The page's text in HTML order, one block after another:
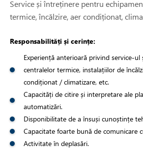
Service și întreținere pentru
termice, încălzire, aer condiționat,
Responsabilități și cerințe:
Experiență anterioară privind service-ul
centralelor termice, instalațiilor de
condiționat / climatizare, etc.
Capacități de citire și interpretare ale
automatizări.
Disponibilitate de a însuși cunoștințe
Capacitate foarte bună de comunicare
Activitate în deplasări.